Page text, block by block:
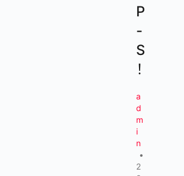
P
-
S
！
a
d
m
i
n
•
2